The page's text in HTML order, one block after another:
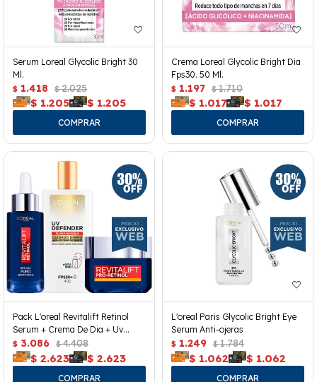
Serum Loreal Glycolic Bright 30
Ml.
$ 1.418 $ 2.025
$ 1.205 $ 1.205
Crema Loreal Glycolic Bright Dia
Fps30. 50 Ml.
$ 1.197 $ 1.710
$ 1.017 $ 1.017
Pack L'oreal Revitalift Retinol
Serum + Crema De Dia + Uv
Defender
$ 3.086 $ 4.408
$ 2.623 $ 2.623
L'oreal Paris Glycolic Bright Eye
Serum Anti-ojeras
$ 1.249 $ 1.784
$ 1.062 $ 1.062